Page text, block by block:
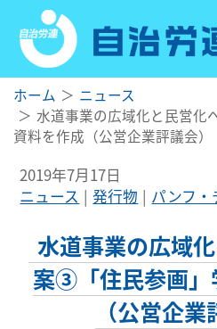
ホーム
ニュース
水道事業の広域化と民営化
資料を作成（公営企業評議会）
2019年7月17日
ニュース
発行物 パンフ・
水道事業の広域
案③「住民参画」
（公営企業